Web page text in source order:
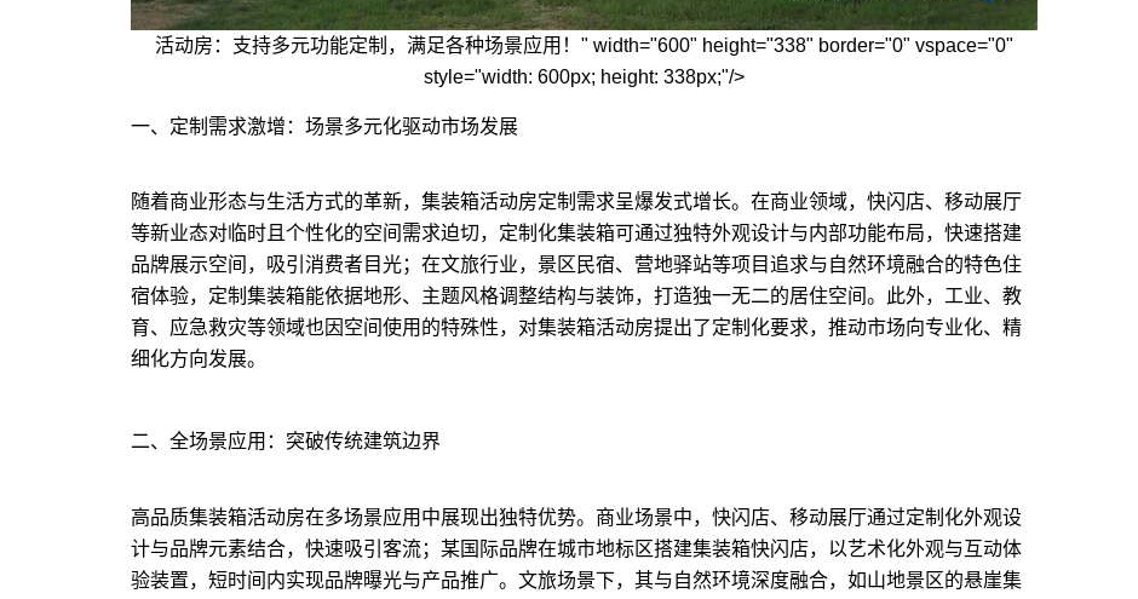
活动房：支持多元功能定制，满足各种场景应用！" width="600" height="338" border="0" vspace="0"
style="width: 600px; height: 338px;"/>
一、定制需求激增：场景多元化驱动市场发展
随着商业形态与生活方式的革新，集装箱活动房定制需求呈爆发式增长。在商业领域，快闪店、移动展厅
等新业态对临时且个性化的空间需求迫切，定制化集装箱可通过独特外观设计与内部功能布局，快速搭建
品牌展示空间，吸引消费者目光；在文旅行业，景区民宿、营地驿站等项目追求与自然环境融合的特色住
宿体验， 定制集装箱能依据地形、主题风格调整结构与装饰，打造独一无二的居住空间。此外，工业、教
育、应急救灾等领域也因空间使用的特殊性，对集装箱活动房提出了定制化要求，推动市场向专业化、精
细化方向发展。
二、全场景应用：突破传统建筑边界
高品质集装箱活动房在多场景应用中展现出独特优势。商业场景中，快闪店、移动展厅通过定制化外观设
计与品牌元素结合，快速吸引客流；某国际品牌在城市地标区搭建集装箱快闪店，以艺术化外观与互动体
验装置，短时间内实现品牌曝光与产品推广。文旅场景下，其与自然环境深度融合，如山地景区的悬崖集